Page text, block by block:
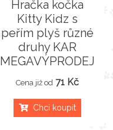
Hračka kočka
Kitty Kidz s
peřím plyš různé
druhy KAR
MEGAVÝPRODEJ
Cena již od 71 Kč
Chci koupit